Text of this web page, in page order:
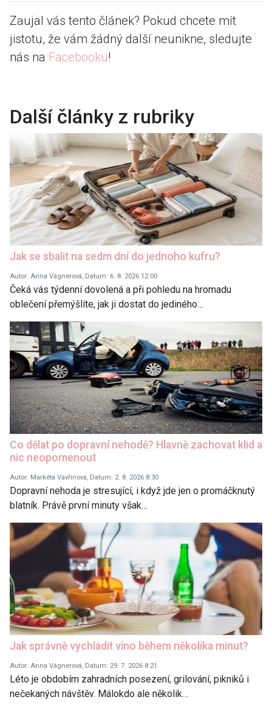
Zaujal vás tento článek? Pokud chcete mít
jistotu, že vám žádný další neunikne, sledujte
nás na Facebooku!
Další články z rubriky
Jak se sbalit na sedm dní do jednoho kufru?
Autor: Anna Vágnerová, Datum: 6. 8. 2026 12:00
Čeká vás týdenní dovolená a při pohledu na hromadu
oblečení přemýšlíte, jak ji dostat do jediného…
Co dělat po dopravní nehodě? Hlavně zachovat klid a
nic neopomenout
Autor: Markéta Vavřinová, Datum: 2. 8. 2026 8:30
Dopravní nehoda je stresující, i když jde jen o promáčknutý
blatník. Právě první minuty však…
Jak správně vychladit víno během několika minut?
Autor: Anna Vágnerová, Datum: 29. 7. 2026 8:21
Léto je obdobím zahradních posezení, grilování, pikniků i
nečekaných návštěv. Málokdo ale několik…